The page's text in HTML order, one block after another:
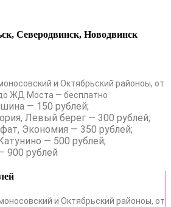
Северодвинск, Новодвинск
и Октябрьский районоы, от
ЖД Моста — бесплатно
— 150 рублей;
Левый берег — 300 рублей;
Экономия — 350 рублей;
— 500 рублей;
900 рублей
и Октябрьский районоы, от